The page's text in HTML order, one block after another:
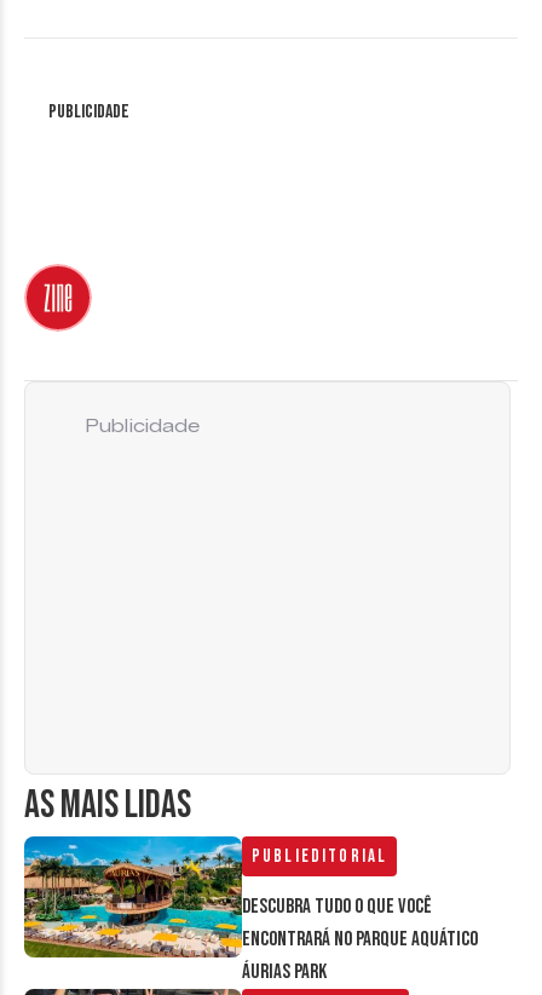
Publicidade
AS MAIS LIDAS
Publieditorial
Descubra tudo o que você
encontrará no parque aquático
Áurias Park
Publicidade